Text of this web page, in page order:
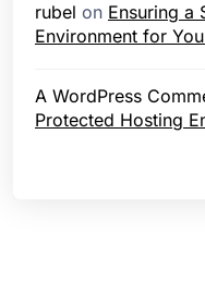
rubel on Ensuring a
Environment for
A WordPress
Protected Hosting